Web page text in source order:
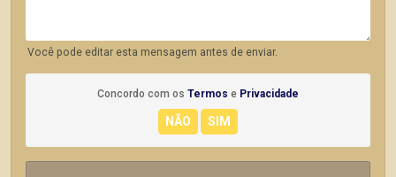
Você pode editar esta mensagem antes de enviar.
Concordo com os Termos e Privacidade